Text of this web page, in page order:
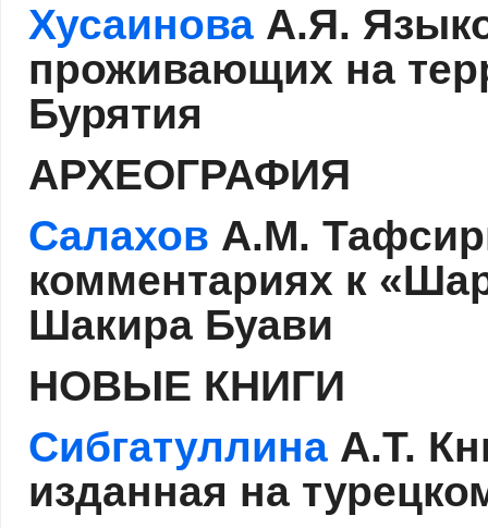
Хусаинова А.Я.
проживающих на
Бурятия
АРХЕОГРАФИЯ
Салахов А.М.
комментариях к
Шакира Буави
НОВЫЕ КНИГИ
Сибгатуллина А.Т.
изданная на